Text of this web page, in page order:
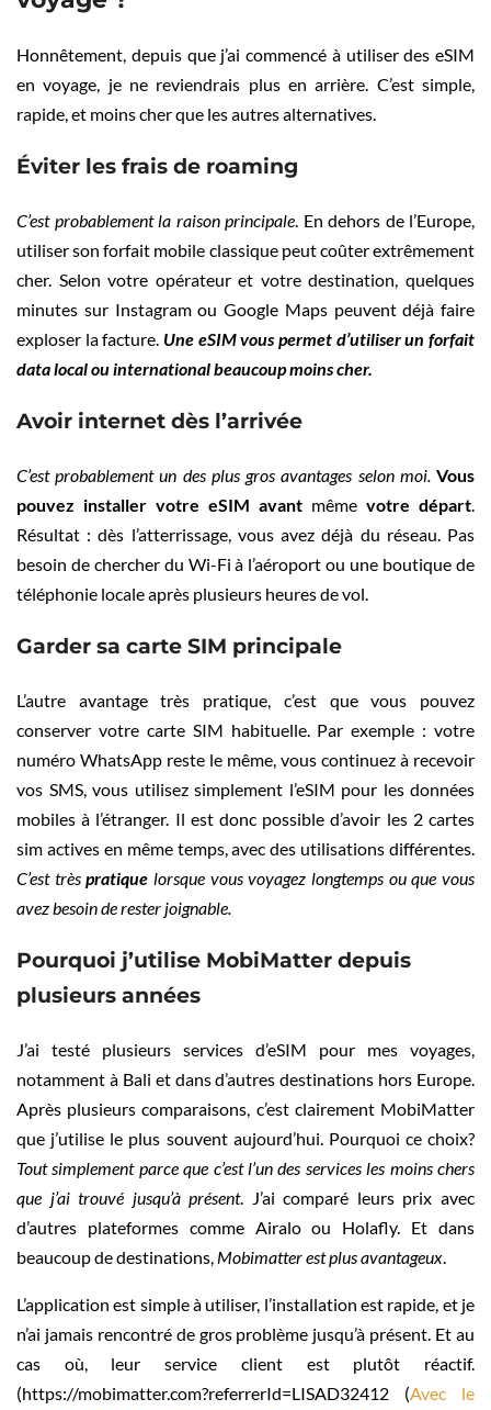
Honnêtement, depuis que j’ai commencé à utiliser des eSIM
en voyage, je ne reviendrais plus en arrière. C’est simple,
rapide, et moins cher que les autres alternatives.
Éviter les frais de roaming
C’est probablement la raison principale. En dehors de l’Europe,
utiliser son forfait mobile classique peut coûter extrêmement
cher. Selon votre opérateur et votre destination, quelques
minutes sur Instagram ou Google Maps peuvent déjà faire
exploser la facture. Une eSIM vous permet d’utiliser un forfait
data local ou international beaucoup moins cher.
Avoir internet dès l’arrivée
C’est probablement un des plus gros avantages selon moi. Vous
pouvez installer votre eSIM avant même votre départ.
Résultat : dès l’atterrissage, vous avez déjà du réseau. Pas
besoin de chercher du Wi-Fi à l’aéroport ou une boutique de
téléphonie locale après plusieurs heures de vol.
Garder sa carte SIM principale
L’autre avantage très pratique, c’est que vous pouvez
conserver votre carte SIM habituelle. Par exemple : votre
numéro WhatsApp reste le même, vous continuez à recevoir
vos SMS, vous utilisez simplement l’eSIM pour les données
mobiles à l’étranger. Il est donc possible d’avoir les 2 cartes
sim actives en même temps, avec des utilisations différentes.
C’est trèspratique lorsque vous voyagez longtemps ou que vous
avez besoin de rester joignable.
Pourquoi j’utilise MobiMatter depuis
plusieurs années
J’ai testé plusieurs services d’eSIM pour mes voyages,
notamment à Bali et dans d’autres destinations hors Europe.
Après plusieurs comparaisons, c’est clairement MobiMatter
que j’utilise le plus souvent aujourd’hui. Pourquoi ce choix?
Tout simplement parce que c’est l’un des services les moins chers
que j’ai trouvé jusqu’à présent. J’ai comparé leurs prix avec
d’autres plateformes comme Airalo ou Holafly. Et dans
beaucoup de destinations, Mobimatter est plus avantageux.
L’application est simple à utiliser, l’installation est rapide, et je
n’ai jamais rencontré de gros problème jusqu’à présent. Et au
cas où, leur service client est plutôt réactif.
(https://mobimatter.com?referrerId=LISAD32412 (Avec le